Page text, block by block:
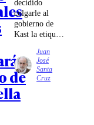
de
decidido
colgarle al
gobierno de
Kast la etiqueta
ultraderechista.
¿El argumento?
Sus reuniones
con referentes
de ese mundo.
Juan
José
Santa
Cruz